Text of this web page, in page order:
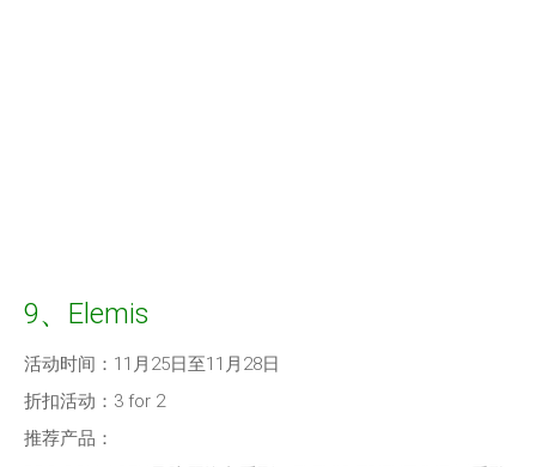
9、Elemis
活动时间：11月25日至11月28日
折扣活动：3 for 2
推荐产品：